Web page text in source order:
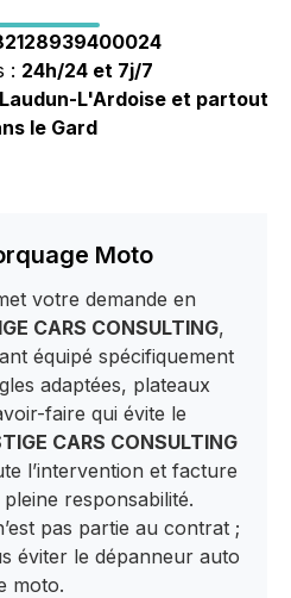
: 24h/24 et 7j/7
Laudun-L'Ardoise et partout
le Gard
Moto
votre demande en
CARS CONSULTING,
équipé spécifiquement
adaptées, plateaux
faire qui évite le
CARS CONSULTING
l’intervention et facture
responsabilité.
pas partie au contrat ;
éviter le dépanneur auto
moto.